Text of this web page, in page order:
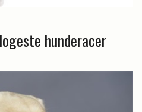
hunderacer